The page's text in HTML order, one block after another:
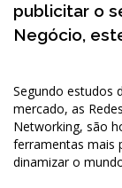
publicitar o
Negócio,
Segundo estudos
mercado, as
Networking, são
ferramentas mais
dinamizar o